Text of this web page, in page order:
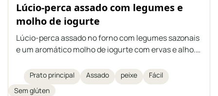
Lúcio-perca assado com legumes e
molho de iogurte
Lúcio-perca assado no forno com legumes sazonais
e um aromático molho de iogurte com ervas e alho.
pode ser preparado com outro peixe de porte médio,
seja de água doce ou salgada.
Prato principal Assado peixe
Fácil
Sem glúten